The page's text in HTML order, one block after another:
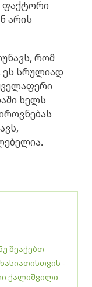
ფაქტორი
არის
რომ
ეს სრულიად
ხელს
შეაქებთ
-
ქალიშვილი